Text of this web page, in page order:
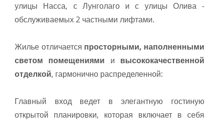
улицы Насса, с Лунголаго и с улицы Олива -
обслуживаемых 2 частными лифтами.
Жилье отличается просторными, наполненными
светом помещениями и высококачественной
отделкой, гармонично распределенной:
Главный вход ведет в элегантную гостиную
открытой планировки, которая включает в себя